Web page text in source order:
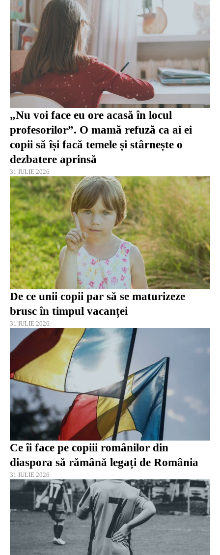
„Nu voi face eu ore acasă în locul
profesorilor”. O mamă refuză ca ai ei
copii să își facă temele și stârnește o
dezbatere aprinsă
31 IULIE 2026
De ce unii copii par să se maturizeze
brusc în timpul vacanței
31 IULIE 2026
Ce îi face pe copiii românilor din
diaspora să rămână legați de România
31 IULIE 2026